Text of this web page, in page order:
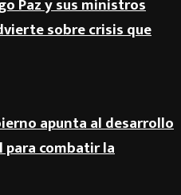
Paz y sus ministros
sobre crisis que
apunta al desarrollo
combatir la